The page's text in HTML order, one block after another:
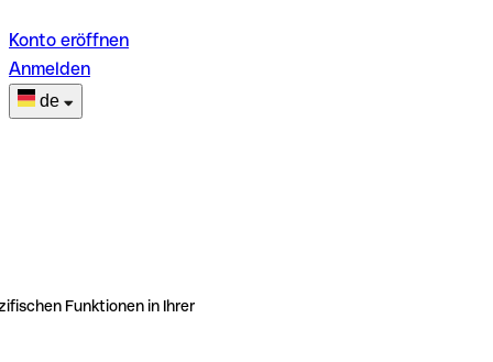
Konto eröffnen
Anmelden
de
Funktionen in Ihrer